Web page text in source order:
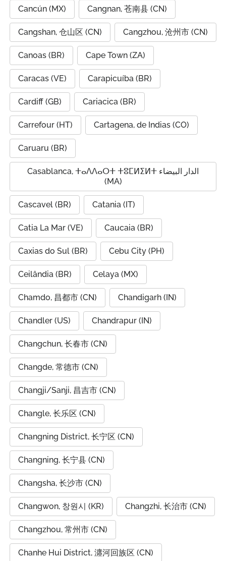
Cancún (MX) Cangnan, 苍南县 (CN)
Cangshan, 仓山区 (CN) Cangzhou, 沧州市 (CN)
Canoas (BR) Cape Town (ZA)
Caracas (VE) Carapicuíba (BR)
Cardiff (GB) Cariacica (BR)
Carrefour (HT) Cartagena, de Indias (CO)
Caruaru (BR)
Casablanca, ⵜⴰⴷⴷⴰⵔⵜ ⵜⵓⵎⵍⵉⵍⵜ الدار البيضاء
(MA)
Cascavel (BR) Catania (IT)
Catia La Mar (VE) Caucaia (BR)
Caxias do Sul (BR) Cebu City (PH)
Ceilândia (BR) Celaya (MX)
Chamdo, 昌都市 (CN) Chandigarh (IN)
Chandler (US) Chandrapur (IN)
Changchun, 长春市 (CN)
Changde, 常德市 (CN)
Changji/Sanji, 昌吉市 (CN)
Changle, 长乐区 (CN)
Changning District, 长宁区 (CN)
Changning, 长宁县 (CN)
Changsha, 长沙市 (CN)
Changwon, 창원시 (KR) Changzhi, 长治市 (CN)
Changzhou, 常州市 (CN)
Chanhe Hui District, 瀍河回族区 (CN)